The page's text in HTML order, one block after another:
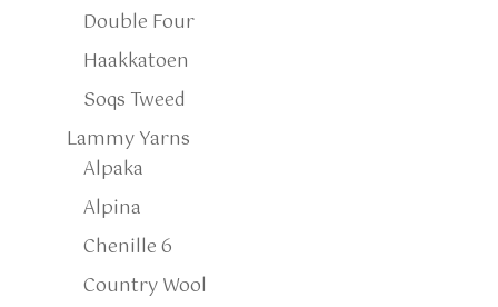
Double Four
Haakkatoen
Soqs Tweed
Lammy Yarns
Alpaka
Alpina
Chenille 6
Country Wool